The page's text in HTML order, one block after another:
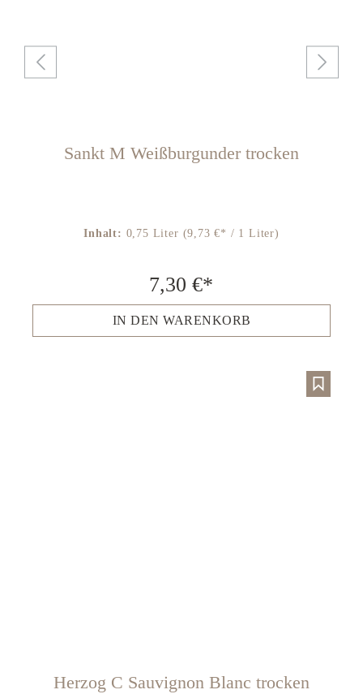
Sankt M Weißburgunder trocken
Inhalt: 0,75 Liter (9,73 €* / 1 Liter)
7,30 €*
IN DEN WARENKORB
Herzog C Sauvignon Blanc trocken